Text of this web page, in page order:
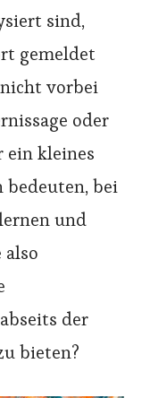
sind,
gemeldet
vorbei
oder
ein kleines
bedeuten, bei
und
also
der
bieten?